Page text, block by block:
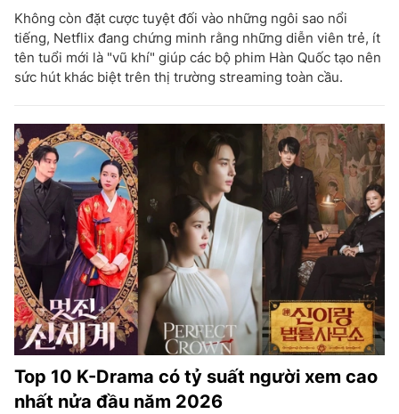
Không còn đặt cược tuyệt đối vào những ngôi sao nổi
tiếng, Netflix đang chứng minh rằng những diễn viên trẻ, ít
tên tuổi mới là "vũ khí" giúp các bộ phim Hàn Quốc tạo nên
sức hút khác biệt trên thị trường streaming toàn cầu.
Top 10 K-Drama có tỷ suất người xem cao
nhất nửa đầu năm 2026